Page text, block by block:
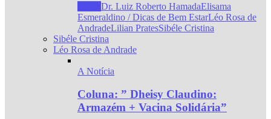
Dr. Luiz Roberto HamadaElisama
Esmeraldino / Dicas de Bem EstarLéo Rosa de
AndradeLilian PratesSibéle Cristina
Sibéle Cristina
Léo Rosa de Andrade
A Notícia
Coluna: ” Dheisy Claudino:
Armazém + Vacina Solidária”